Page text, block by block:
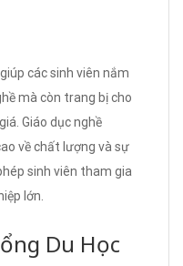
các sinh viên nắm
mà còn trang bị cho
Giáo dục nghề
về chất lượng và sự
sinh viên tham gia
lớn.
Du Học